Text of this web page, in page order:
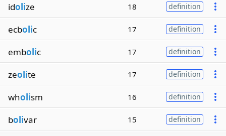
idolize 18 definition
ecbolic 17 definition
embolic 17 definition
zeolite 17 definition
wholism 16 definition
bolivar 15 definition